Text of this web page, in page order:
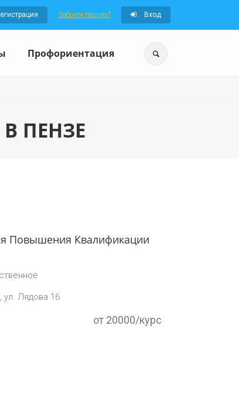
Забыли пароль? Вход
Профориентация
ПЕНЗЕ
Повышения Квалификации
ул. Лядова 16
от 20000/курс